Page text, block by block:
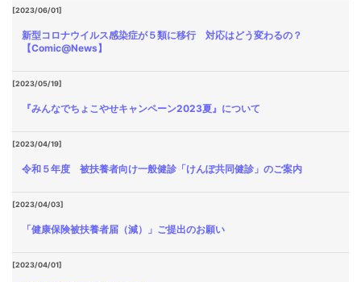
[2023/06/01]
新型コロナウイルス感染症が５類に移行 対応はどう変わるの？
【Comic@News】
[2023/05/19]
『みんなでちょこやせキャンペーン2023夏』について
[2023/04/19]
令和５年度 被扶養者向け一般健診「けんぽ共同健診」のご案内
[2023/04/03]
「健康保険被扶養者届（減）」ご提出のお願い
[2023/04/01]